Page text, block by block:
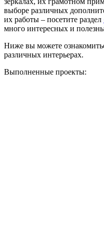
выборе различных
их работы – посетите раздел
много интересных и
Ниже вы можете
различных интерьерах.
Выполненные проекты: